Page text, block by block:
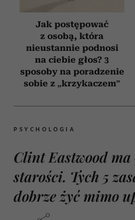
Jak postępować
z osobą, która
nieustannie podnosi
na ciebie głos? 3
sposoby na poradzenie
sobie z „krzykaczem”
PSYCHOLOGIA
Clint Eastwood
starości. Tych 5
dobrze żyć mimo